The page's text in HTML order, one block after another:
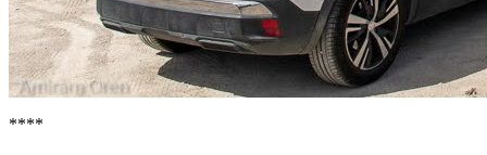
****